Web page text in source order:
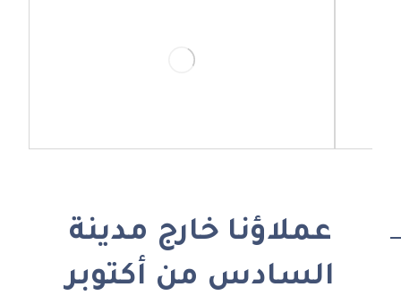
عملاؤنا خارج مدينة
السادس من أكتوبر